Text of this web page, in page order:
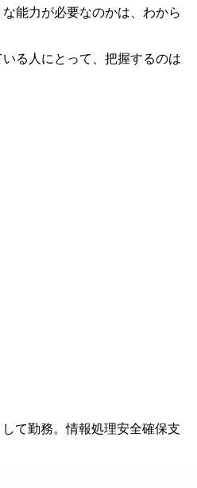
能力が必要なのかは、わから
る人にとって、把握するのは
て勤務。情報処理安全確保支